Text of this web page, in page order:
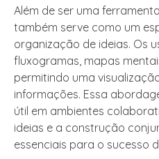
Além de ser uma
também serve como um
organização de ideias. Os
fluxogramas, mapas
permitindo uma
informações. Essa
útil em ambientes
ideias e a construção
essenciais para o sucesso